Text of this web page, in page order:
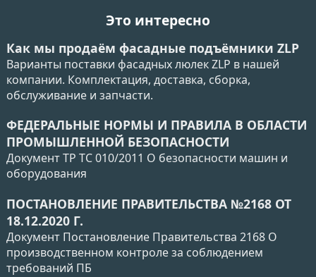
Это интересно
Как мы продаём фасадные подъёмники ZLP
Варианты поставки фасадных люлек ZLP в нашей
компании. Комплектация, доставка, сборка,
обслуживание и запчасти.
ФЕДЕРАЛЬНЫЕ НОРМЫ И ПРАВИЛА В ОБЛАСТИ
ПРОМЫШЛЕННОЙ БЕЗОПАСНОСТИ
Документ ТР ТС 010/2011 О безопасности машин и
оборудования
ПОСТАНОВЛЕНИЕ ПРАВИТЕЛЬСТВА №2168 ОТ
18.12.2020 Г.
Документ Постановление Правительства 2168 О
производственном контроле за соблюдением
требований ПБ